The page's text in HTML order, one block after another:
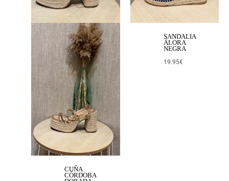
CUÑA
CÓRDOBA
SANDALIA
ÁLORA
NEGRA
19.95€